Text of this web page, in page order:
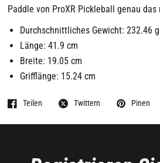
Paddle von ProXR Pickleball genau
Durchschnittliches Gewicht: 232.46 g
Länge: 41.9 cm
Breite: 19.05 cm
Grifflänge: 15.24 cm
Teilen Twittern Pinen